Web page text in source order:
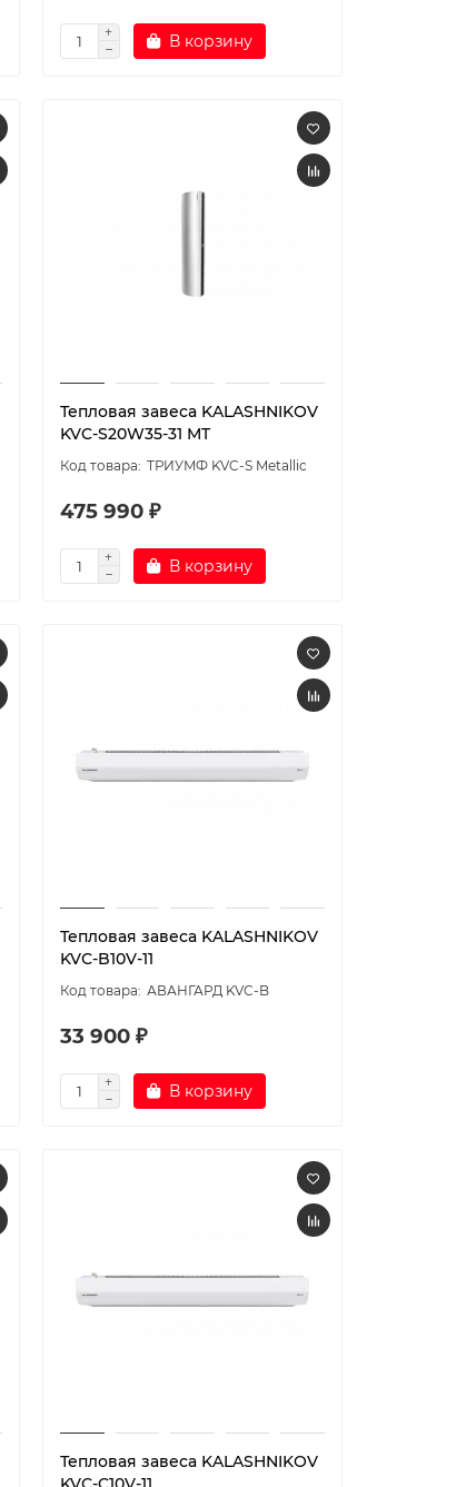
В корзину
Тепловая завеса KALASHNIKOV
KVC-S20W35-31 MT
ТРИУМФ KVC-S Metallic
475 990 ₽
В корзину
Тепловая завеса KALASHNIKOV
KVС-B10V-11
АВАНГАРД KVC-B
33 900 ₽
В корзину
Тепловая завеса KALASHNIKOV